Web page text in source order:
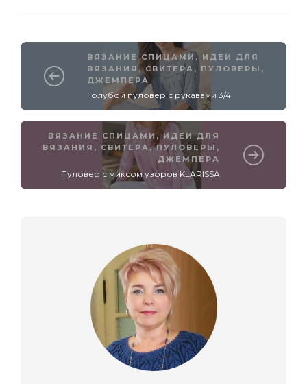
ВЯЗАНИЕ СПИЦАМИ , ИДЕИ ДЛЯ
ВЯЗАНИЯ ,СВИТЕРА, ПУЛОВЕРЫ,
ДЖЕМПЕРА
Голубой пуловер с рукавами 3/4
ВЯЗАНИЕ СПИЦАМИ,ИДЕИ ДЛЯ
ВЯЗАНИЯ , СВИТЕРА, ПУЛОВЕРЫ,
ДЖЕМПЕРА
Пуловер с миксом узоров KLARISSA